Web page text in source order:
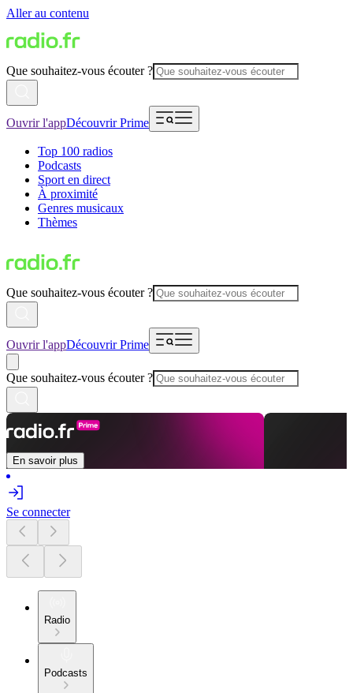
Aller au contenu
Que souhaitez-vous écouter ?
Ouvrir l'appDécouvrir Prime
Top 100 radios
Podcasts
Sport en direct
À proximité
Genres musicaux
Thèmes
Que souhaitez-vous écouter ?
Ouvrir l'appDécouvrir Prime
Que souhaitez-vous écouter ?
En savoir plus
Se connecter
Radio
Podcasts